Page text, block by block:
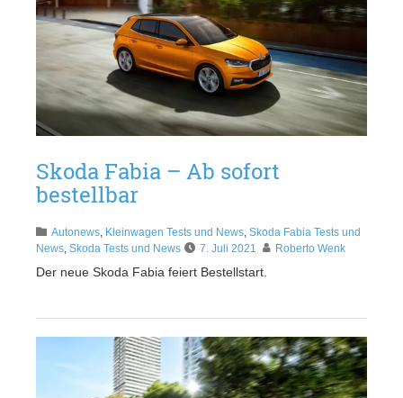
Skoda Fabia – Ab sofort
bestellbar
Autonews Kleinwagen Tests und News Skoda Fabia Tests und
News Skoda Tests und News 7. Juli 2021 Roberto Wenk
Der neue Skoda Fabia feiert Bestellstart.